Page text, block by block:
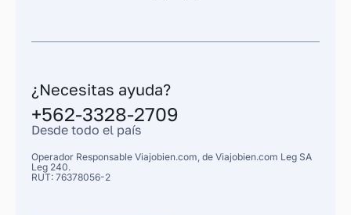
¿Necesitas ayuda?
+562-3328-2709
Desde todo el país
Operador Responsable Viajobien.com, de Viajobien.com Leg SA
Leg 240.
RUT: 76378056-2